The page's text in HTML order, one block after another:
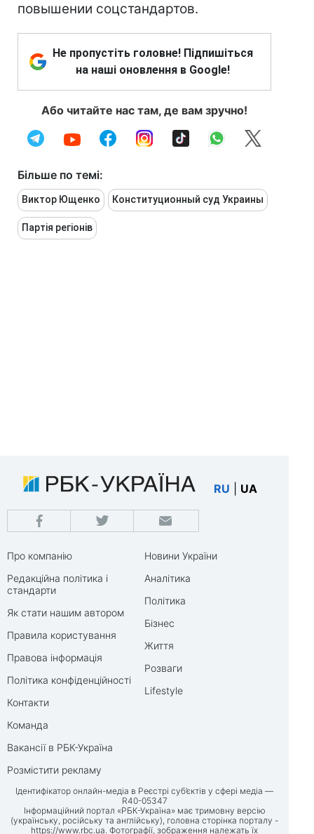
повышении соцстандартов.
Не пропустіть головне! Підпишіться
на наші оновлення в Google!
Або читайте нас там, де вам зручно!
Більше по темі:
Виктор Ющенко Конституционный суд Украины
Партія регіонів
RU UA
Про компанію
Редакційна політика і
стандарти
Як стати нашим автором
Правила користування
Правова інформація
Політика конфіденційності
Контакти
Команда
Вакансії в РБК-Україна
Розмістити рекламу
Новини України
Аналітика
Політика
Бізнес
Життя
Розваги
Lifestyle
Ідентифікатор онлайн-медіа в Реєстрі суб’єктів у сфері медіа —
R40-05347
Інформаційний портал «РБК-Україна» має тримовну версію
(українську, російську та англійську), головна сторінка порталу -
https://www.rbc.ua. Фотографії, зображення належать їх